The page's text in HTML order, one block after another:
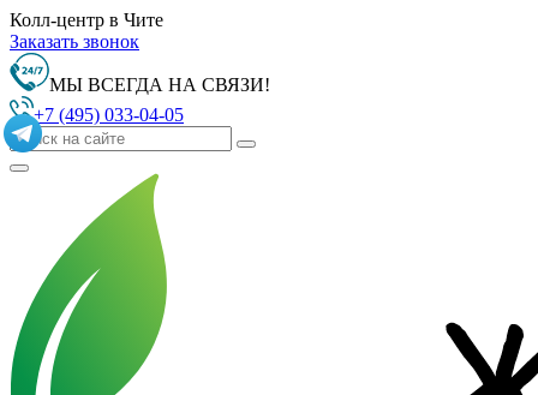
Колл-центр в Чите
Заказать звонок
МЫ ВСЕГДА НА СВЯЗИ!
+7 (495) 033-04-05